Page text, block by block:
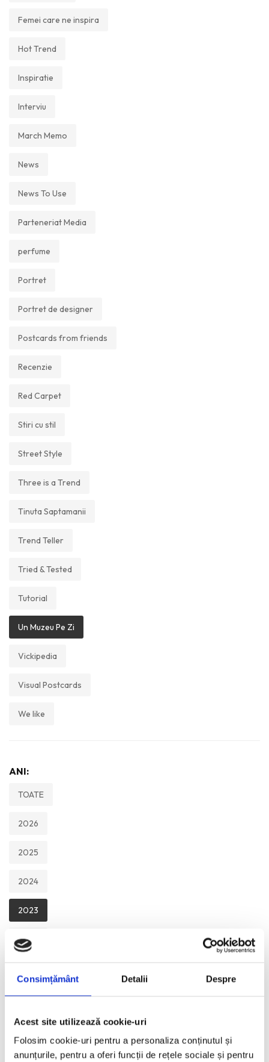
Consimțământ Detalii Despre
Acest site utilizează cookie-uri
Folosim cookie-uri pentru a personaliza conținutul și
anunțurile, pentru a oferi funcții de rețele sociale și pentru
Femei care ne inspira
Hot Trend
Inspiratie
Interviu
March Memo
News
News To Use
Parteneriat Media
perfume
Portret
Portret de designer
Postcards from friends
Recenzie
Red Carpet
Stiri cu stil
Street Style
Three is a Trend
Tinuta Saptamanii
Trend Teller
Tried & Tested
Tutorial
Un Muzeu Pe Zi
Vickipedia
Visual Postcards
We like
ANI:
TOATE
2026
2025
2024
2023
2022
2020
2019
2018